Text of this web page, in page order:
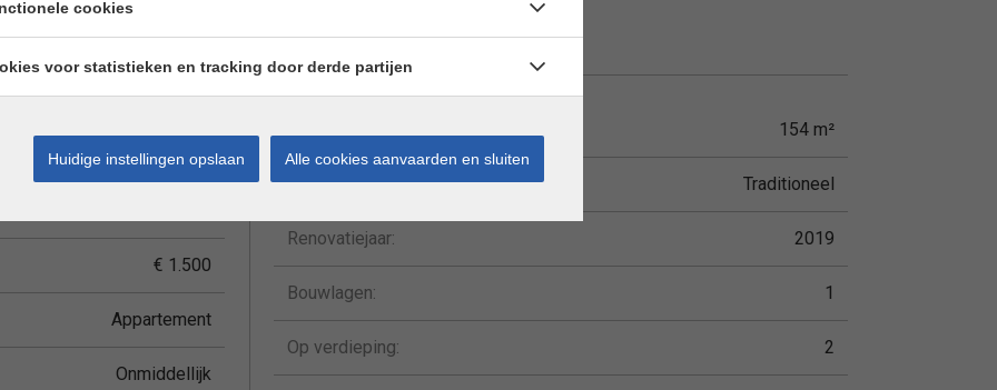
Kessel-Lo
€ 1.500
Appartement
Onmiddellijk
154 m²
Type constructie: Traditioneel
Renovatiejaar: 2019
Bouwlagen: 1
Op verdieping: 2
cookies
voor statistieken en tracking door derde partijen
Huidige instellingen opslaan Alle cookies aanvaarden en sluiten